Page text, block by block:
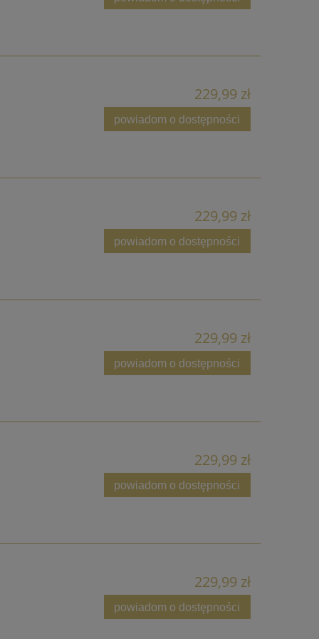
229,99 zł
powiadom o dostępności
229,99 zł
powiadom o dostępności
229,99 zł
powiadom o dostępności
229,99 zł
powiadom o dostępności
229,99 zł
powiadom o dostępności